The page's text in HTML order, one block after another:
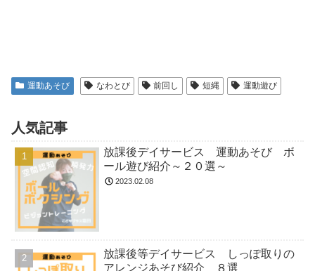
運動あそび なわとび 前回し 短縄 運動遊び
人気記事
放課後デイサービス 運動あそび ボ
ール遊び紹介～２０選～
2023.02.08
放課後等デイサービス しっぽ取りの
アレンジあそび紹介 ８選